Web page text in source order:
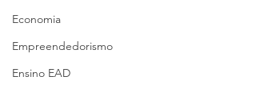
Economia
Empreendedorismo
Ensino EAD